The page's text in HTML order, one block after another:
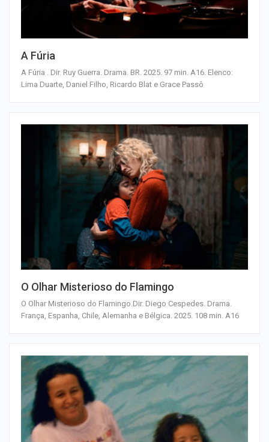
A Fúria
A Fúria . Dir. Ruy Guerra. Drama. BR. 2025. 97 min. A16. Elenco:
Lima Duarte, Daniel Filho, Ricardo Blat e Grace Passô
O Olhar Misterioso do Flamingo
O Olhar Misterioso do Flamingo.Dir. Diego Cespedes. Drama.
França, Espanha, Chile, Alemanha e Bélgica. 2025. 108 min. A16